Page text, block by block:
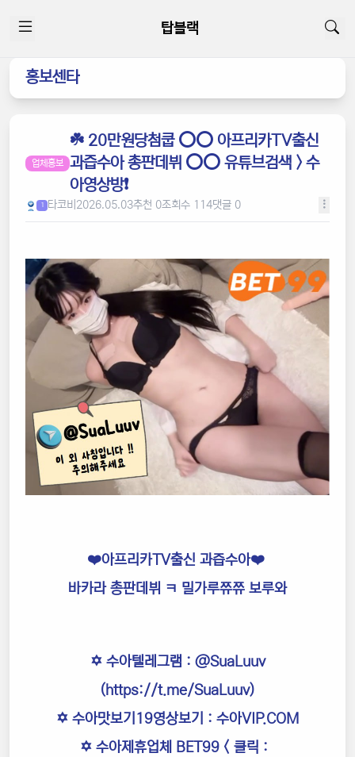
탑블랙
홍보센타
업체홍보
☘️ 20만원당첨쿱 ⭕️⭕️ 아프리카TV출신
과즙수아 총판데뷔 ⭕️⭕️ 유튜브검색 > 수
아영상방❗️
1 타코비 2026.05.03추천 0조회수 114댓글 0
❤️아프리카TV출신 과즙수아❤️
바카라 총판데뷔 ㅋ 밀가루쮸쮸 보루와
✡️ 수아텔레그램 : @SuaLuuv
(https://t.me/SuaLuuv)
✡️ 수아맛보기19영상보기 : 수아VIP.COM
✡️ 수아제휴업체 BET99< 클릭 :